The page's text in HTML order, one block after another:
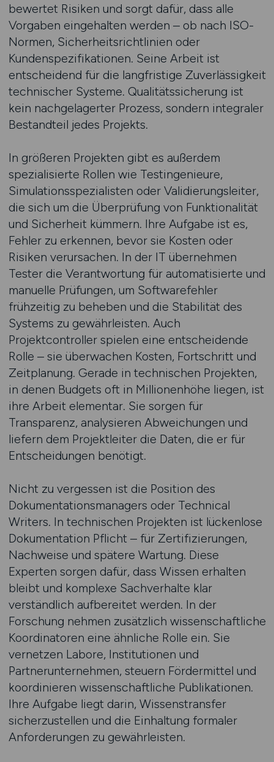
bewertet Risiken und sorgt dafür, dass alle
Vorgaben eingehalten werden – ob nach ISO-
Normen, Sicherheitsrichtlinien oder
Kundenspezifikationen. Seine Arbeit ist
entscheidend für die langfristige Zuverlässigkeit
technischer Systeme. Qualitätssicherung ist
kein nachgelagerter Prozess, sondern integraler
Bestandteil jedes Projekts.
In größeren Projekten gibt es außerdem
spezialisierte Rollen wie Testingenieure,
Simulationsspezialisten oder Validierungsleiter,
die sich um die Überprüfung von Funktionalität
und Sicherheit kümmern. Ihre Aufgabe ist es,
Fehler zu erkennen, bevor sie Kosten oder
Risiken verursachen. In der IT übernehmen
Tester die Verantwortung für automatisierte und
manuelle Prüfungen, um Softwarefehler
frühzeitig zu beheben und die Stabilität des
Systems zu gewährleisten. Auch
Projektcontroller spielen eine entscheidende
Rolle – sie überwachen Kosten, Fortschritt und
Zeitplanung. Gerade in technischen Projekten,
in denen Budgets oft in Millionenhöhe liegen, ist
ihre Arbeit elementar. Sie sorgen für
Transparenz, analysieren Abweichungen und
liefern dem Projektleiter die Daten, die er für
Entscheidungen benötigt.
Nicht zu vergessen ist die Position des
Dokumentationsmanagers oder Technical
Writers. In technischen Projekten ist lückenlose
Dokumentation Pflicht – für Zertifizierungen,
Nachweise und spätere Wartung. Diese
Experten sorgen dafür, dass Wissen erhalten
bleibt und komplexe Sachverhalte klar
verständlich aufbereitet werden. In der
Forschung nehmen zusätzlich wissenschaftliche
Koordinatoren eine ähnliche Rolle ein. Sie
vernetzen Labore, Institutionen und
Partnerunternehmen, steuern Fördermittel und
koordinieren wissenschaftliche Publikationen.
Ihre Aufgabe liegt darin, Wissenstransfer
sicherzustellen und die Einhaltung formaler
Anforderungen zu gewährleisten.